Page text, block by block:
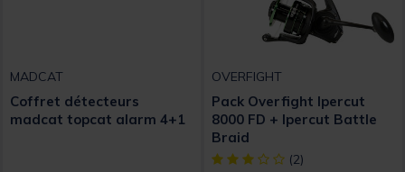
MADCAT
Coffret détecteurs
madcat topcat alarm 4+1
OVERFIGHT
Pack Overfight Ipercut
8000 FD + Ipercut Battle
Braid
[object Object] out of 5
(2)